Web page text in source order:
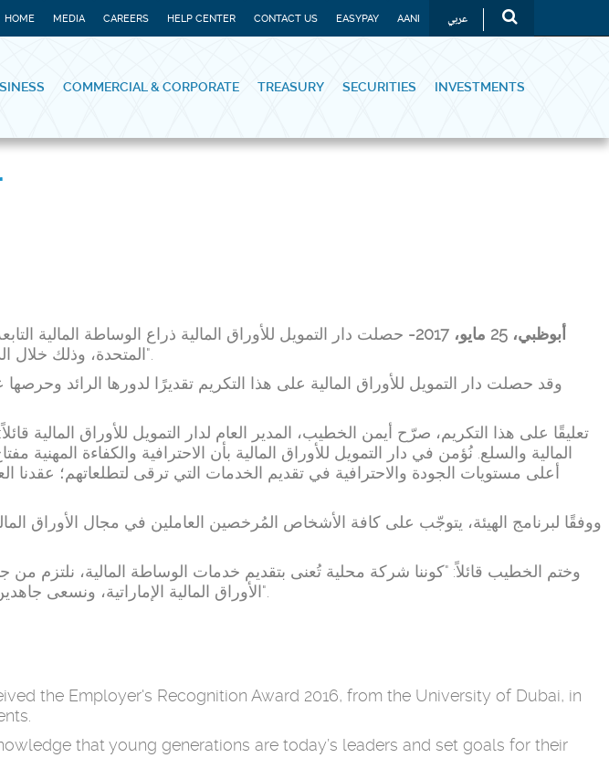
HOME MEDIA CAREERS HELP CENTER CONTACT US EASYPAY AANI عربي
COMMERCIAL & CORPORATE TREASURY SECURITIES INVESTMENTS
دار التمويل للأوراق المالية تحصل على شهادة تقدير من "هيئة الأوراق المالية والسلع"
أبوظبي، 25 مايو، 2017-
حصلت دار التمويل للأوراق المالية ذراع الوساطة المالية
المتحدة، وذلك خلال الدورة السابعة من حفل توزيع "جوائز برنامج الترخيص المهني للوسطاء الماليين لعام 2016-2017".
وقد حصلت دار التمويل للأوراق المالية على هذا التكريم تقديرًا لدورها الرائد
تعليقًا على هذا التكريم، صرّح أيمن الخطيب، المدير العام لدار التمويل للأوراق
المالية والسلع. نُؤمن في دار التمويل للأوراق المالية بأن الاحترافية والكفاءة
أعلى مستويات الجودة والاحترافية في تقديم الخدمات التي ترقى لتطلعاتهم؛
وختم الخطيب قائلاً: "كوننا شركة محلية تُعنى بتقديم خدمات الوساطة المالية، نلتزم من
الأوراق المالية الإماراتية، ونسعى جاهدين لتوفير خدمات وساطة آمنة وفعّالة وذات جودة عالية تلبي توقعات المستثمرين، لا بل تتخطاها".
the Employer's Recognition Award 2016, from the University of Dubai, in
that young generations are today’s leaders and set goals for their